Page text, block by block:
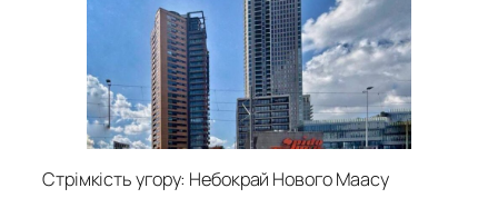
Стрімкість угору: Небокрай Нового Маасу